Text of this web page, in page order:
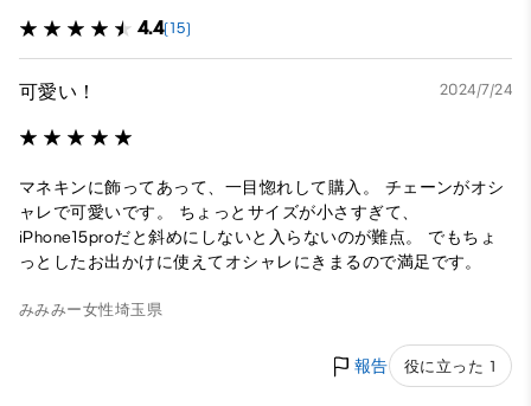
4.4(15)
可愛い！ 2024/7/24
マネキンに飾ってあって、一目惚れして購入。 チェーンがオシ
ャレで可愛いです。 ちょっとサイズが小さすぎて、
iPhone15proだと斜めにしないと入らないのが難点。 でもちょ
っとしたお出かけに使えてオシャレにきまるので満足です。
みみみー女性埼玉県
報告 役に立った 1